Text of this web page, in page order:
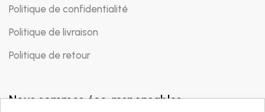
Politique de confidentialité
Politique de livraison
Politique de retour
Nous sommes éco-responsables